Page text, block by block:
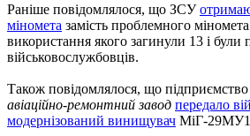
Раніше повідомлялося, що ЗСУ
міномета замість проблемного
використання якого загинули 13 і були
військовослужбовців.
Також повідомлялося, що підприємство
авіаційно-ремонтний завод передало
модернізований винищувач МіГ-